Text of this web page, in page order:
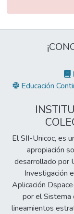
Educación
El SII-Unicoc, es
apropiación
desarrollado por
Investigación
Aplicación
por el Sistema
lineamientos